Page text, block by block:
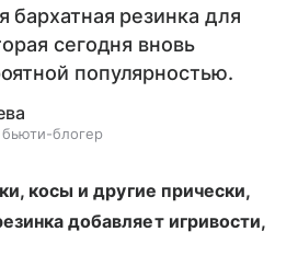
бархатная резинка для
сегодня вновь
популярностью.
бьюти-блогер
косы и другие прически,
добавляет игривости,